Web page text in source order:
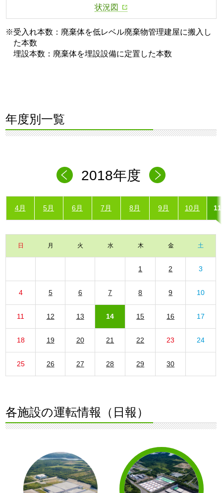
状況図
※受入れ本数：廃棄体を低レベル廃棄物管理建屋に搬入し
た本数
埋設本数：廃棄体を埋設設備に定置した本数
年度別一覧
2018年度
4月 5月 6月 7月 8月 9月 10月
日 月 火 水 木 金 土
1 2 3
4 5 6 7 8 9 10
11 12 13 14 15 16 17
18 19 20 21 22 23 24
25 26 27 28 29 30
各施設の運転情報（日報）